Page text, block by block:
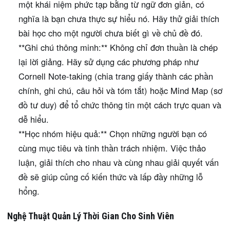
một khái niệm phức tạp bằng từ ngữ đơn giản, có
nghĩa là bạn chưa thực sự hiểu nó. Hãy thử giải thích
bài học cho một người chưa biết gì về chủ đề đó.
**Ghi chú thông minh:** Không chỉ đơn thuần là chép
lại lời giảng. Hãy sử dụng các phương pháp như
Cornell Note-taking (chia trang giấy thành các phần
chính, ghi chú, câu hỏi và tóm tắt) hoặc Mind Map (sơ
đồ tư duy) để tổ chức thông tin một cách trực quan và
dễ hiểu.
**Học nhóm hiệu quả:** Chọn những người bạn có
cùng mục tiêu và tinh thần trách nhiệm. Việc thảo
luận, giải thích cho nhau và cùng nhau giải quyết vấn
đề sẽ giúp củng cố kiến thức và lấp đầy những lỗ
hổng.
Nghệ Thuật Quản Lý Thời Gian Cho Sinh Viên